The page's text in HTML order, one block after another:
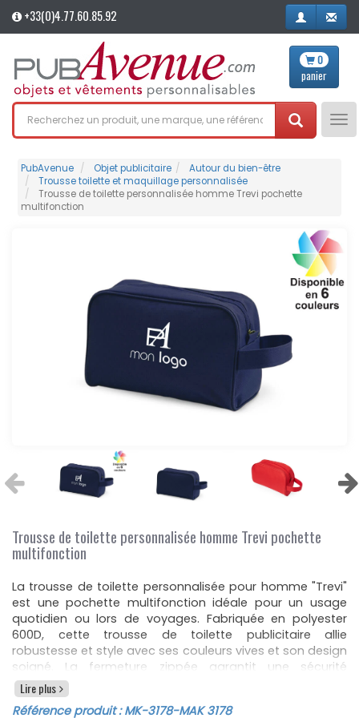
+33(0)4.77.60.85.92
0
panier
PubAvenue Objet publicitaire
Autour du bien-être
Trousse toilette et maquillage personnalisée
Trousse de toilette personnalisée homme Trevi pochette
multifonction
Trousse de toilette personnalisée homme Trevi pochette
multifonction
La trousse de toilette personnalisée pour homme "Trevi"
est une pochette multifonction idéale pour un usage
quotidien ou lors de voyages. Fabriquée en polyester
600D, cette trousse de toilette publicitaire allie
robustesse et style avec ses couleurs vives et son design
soigné. La fermeture zippée garantit une sécurité
optimale pour vos affaires, tandis que l'anse de
transport et le liseré de renfort assortis ajoutent une
Lire plus
Référence produit :MK-3178-MAK 3178